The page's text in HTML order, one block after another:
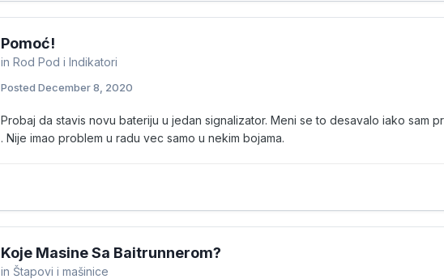
Pomoć!
in Rod Pod i Indikatori
Posted December 8, 2020
Probaj da stavis novu bateriju u jedan signalizator. Meni se to desavalo iako sam
. Nije imao problem u radu vec samo u nekim bojama.
Koje Masine Sa Baitrunnerom?
in Štapovi i mašinice